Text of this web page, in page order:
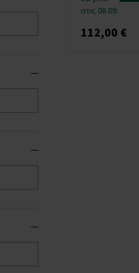
στις 08.09.
112,00 €